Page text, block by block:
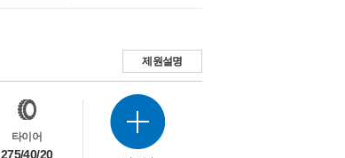
제원설명
타이어
275/40/20